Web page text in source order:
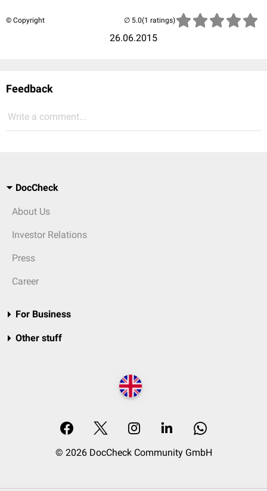
© Copyright
26.06.2015
(1 ratings)
Feedback
Write a comment...
DocCheck
About Us
Investor Relations
Press
Career
For Business
Other stuff
© 2026 DocCheck Community GmbH